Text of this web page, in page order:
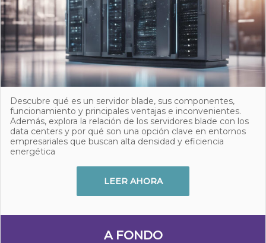
Descubre qué es un servidor blade, sus componentes,
funcionamiento y principales ventajas e inconvenientes.
Además, explora la relación de los servidores blade con los
data centers y por qué son una opción clave en entornos
empresariales que buscan alta densidad y eficiencia
energética
LEER AHORA
A FONDO